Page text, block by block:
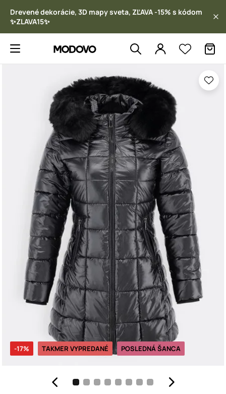
Drevené dekorácie, 3D mapy sveta, ZĽAVA -15% s kódom
✨ZLAVA15✨
-17% TAKMER VYPREDANÉ POSLEDNÁ ŠANCA